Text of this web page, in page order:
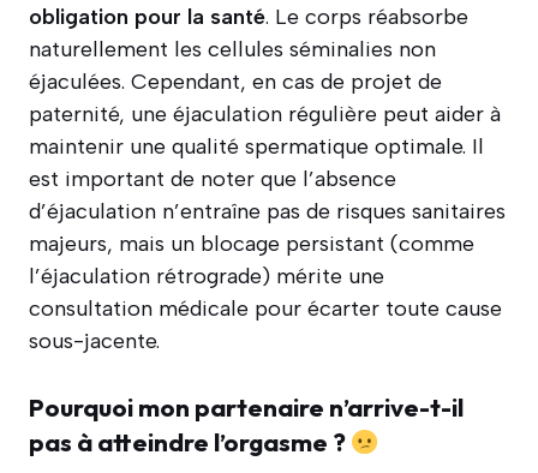
obligation pour la santé. Le corps réabsorbe
naturellement les cellules séminalies non
éjaculées. Cependant, en cas de projet de
paternité, une éjaculation régulière peut aider à
maintenir une qualité spermatique optimale. Il
est important de noter que l’absence
d’éjaculation n’entraîne pas de risques sanitaires
majeurs, mais un blocage persistant (comme
l’éjaculation rétrograde) mérite une
consultation médicale pour écarter toute cause
sous-jacente.
Pourquoi mon partenaire n’arrive-t-il
pas à atteindre l’orgasme ?